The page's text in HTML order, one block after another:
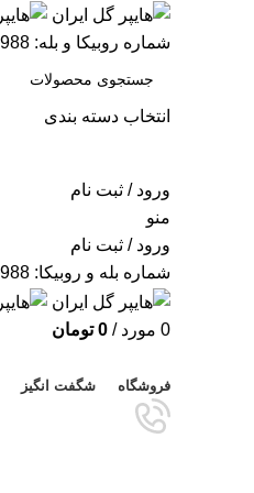
شماره روبیکا و بله: 09128870988
انتخاب دسته بندی
ورود / ثبت نام
منو
ورود / ثبت نام
شماره بله و روبیکا: 09128870988
0 مورد /
0 تومان
فروشگاه شگفت انگیز